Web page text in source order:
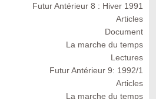
Futur Antérieur 8 : Hiver 1991
Articles
Document
La marche du temps
Lectures
Futur Antérieur 9: 1992/1
Articles
La marche du temps